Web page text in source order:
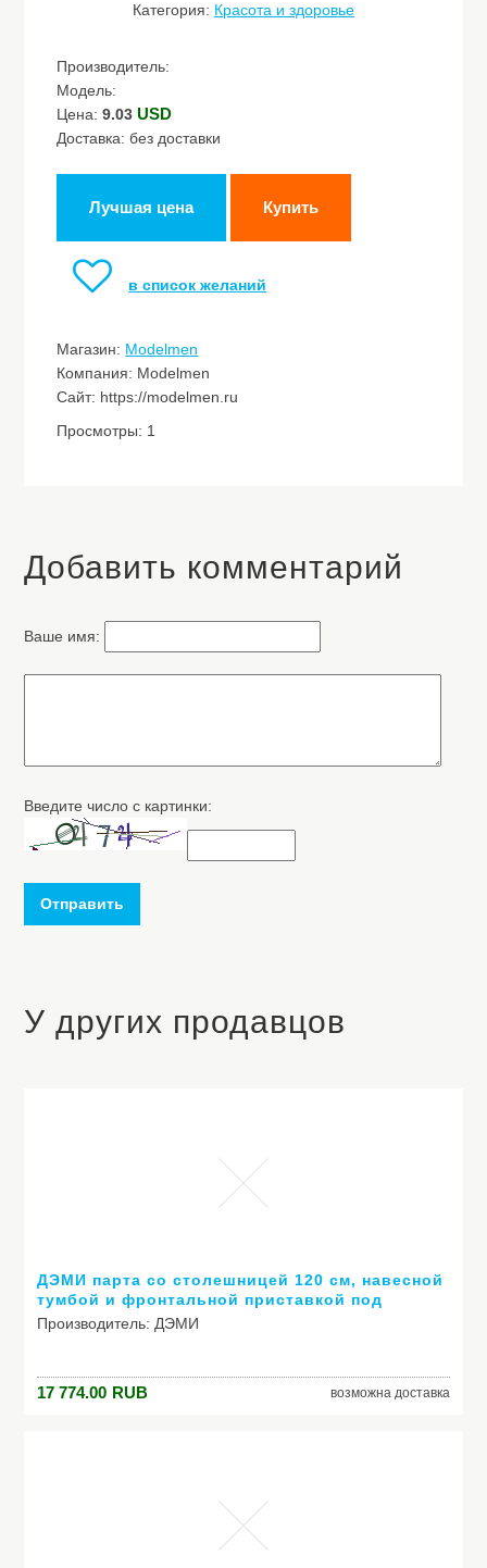
Категория: Красота и здоровье
Производитель:
Модель:
Цена:9.03USD
Доставка: без доставки
Лучшая цена Купить
в список желаний
Магазин: Modelmen
Компания: Modelmen
Сайт: https://modelmen.ru
Просмотры: 1
Добавить комментарий
Ваше имя:
Введите число с картинки:
Отправить
У других продавцов
ДЭМИ парта со столешницей 120 см, навесной
тумбой и фронтальной приставкой под
монитор.Яблоня/Серый
Производитель: ДЭМИ
Модель: парта со столешницей 120 см, навесной тумбой
17 774.00 RUB возможна доставка